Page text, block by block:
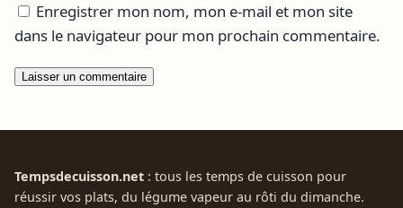
Enregistrer mon nom, mon e-mail et mon site
dans le navigateur pour mon prochain commentaire.
Tempsdecuisson.net : tous les temps de cuisson pour
réussir vos plats, du légume vapeur au rôti du dimanche.